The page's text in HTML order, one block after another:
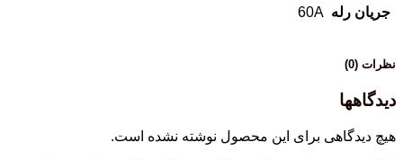
جریان رله 60A
نظرات (0)
دیدگاهها
هیچ دیدگاهی برای این محصول نوشته نشده است.